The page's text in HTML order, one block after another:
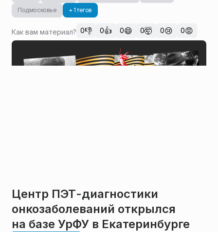
Подмосковье
+ 1 тегов
Как вам материал? 0👎 0👍 0😄 0🤯 0😢 0😡
Центр ПЭТ-диагностики
онкозаболеваний открылся
на базе УрФУ в Екатеринбурге